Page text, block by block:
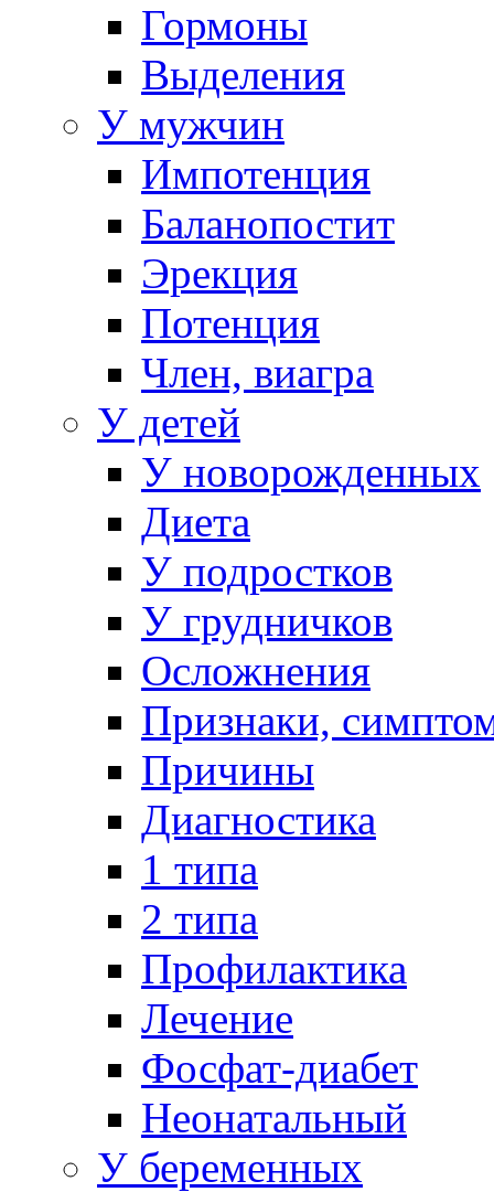
Гормоны
Выделения
У мужчин
Импотенция
Баланопостит
Эрекция
Потенция
Член, виагра
У детей
У новорожденных
Диета
У подростков
У грудничков
Осложнения
Признаки,
Причины
Диагностика
1 типа
2 типа
Профилактика
Лечение
Фосфат-диабет
Неонатальный
У беременных